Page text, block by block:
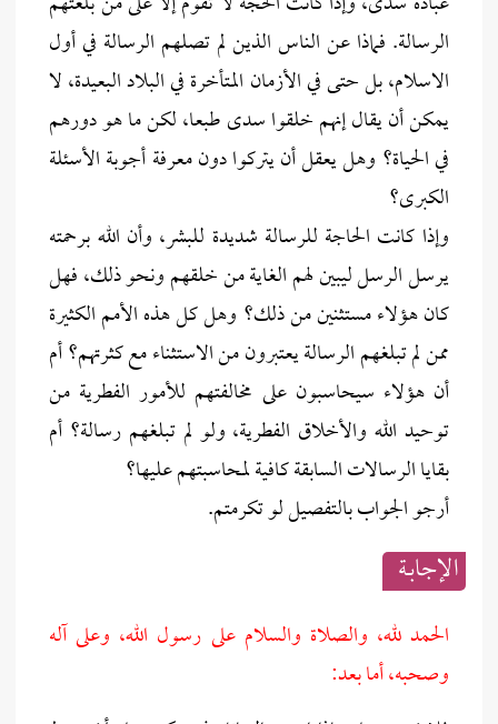
الرسالة. فماذا عن الناس الذين لم تصلهم الرسالة في أول
الاسلام، بل حتى في الأزمان المتأخرة في البلاد البعيدة، لا
يمكن أن يقال إنهم خلقوا سدى طبعا، لكن ما هو دورهم
في الحياة؟ وهل يعقل أن يتركوا دون معرفة أجوبة الأسئلة
الكبرى؟
وإذا كانت الحاجة للرسالة شديدة للبشر، وأن الله برحمته
يرسل الرسل ليبين لهم الغاية من خلقهم ونحو ذلك، فهل
كان هؤلاء مستثنين من ذلك؟ وهل كل هذه الأمم الكثيرة
ممن لم تبلغهم الرسالة يعتبرون من الاستثناء مع كثرتهم؟ أم
أن هؤلاء سيحاسبون على مخالفتهم للأمور الفطرية من
توحيد الله والأخلاق الفطرية، ولو لم تبلغهم رسالة؟ أم
بقايا الرسالات السابقة كافية لمحاسبتهم عليها؟
أرجو الجواب بالتفصيل لو تكرمتم.
الإجابــة
الحمد لله، والصلاة والسلام على رسول الله، وعلى آله
وصحبه، أما بعد: